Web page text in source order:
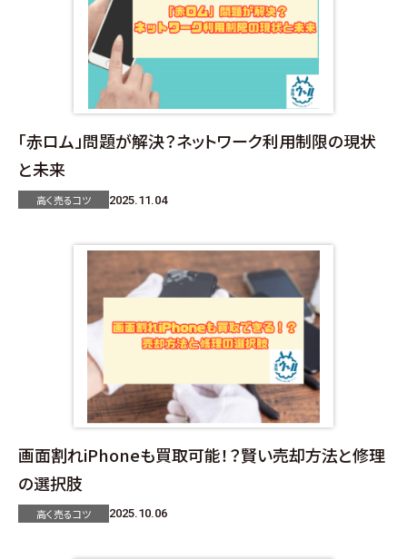
「赤ロム」問題が解決？ネットワーク利用制限の現状
と未来
高く売るコツ 2025.11.04
画面割れiPhoneも買取可能！？賢い売却方法と修理
の選択肢
高く売るコツ 2025.10.06